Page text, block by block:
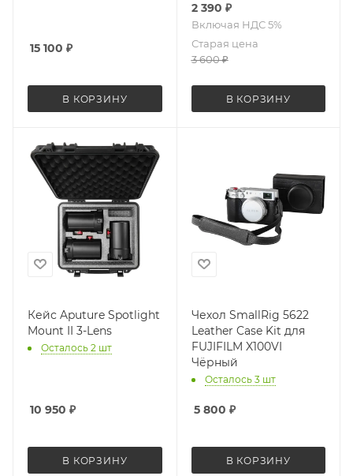
15 100 ₽
В КОРЗИНУ
2 390 ₽
Старая цена
3 600₽
В КОРЗИНУ
Кейс Aputure Spotlight
Mount II 3-Lens
Осталось 2 шт
10 950 ₽
В КОРЗИНУ
Чехол SmallRig 5622
Leather Case Kit для
FUJIFILM X100VI
Чёрный
Осталось 3 шт
5 800 ₽
В КОРЗИНУ